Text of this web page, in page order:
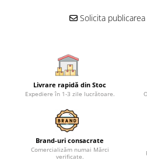
Solicita publicarea
Livrare rapidă din Stoc
Expediere în 1-3 zile lucrătoare.
Brand-uri consacrate
Comercializăm numai Mărci
verificate.